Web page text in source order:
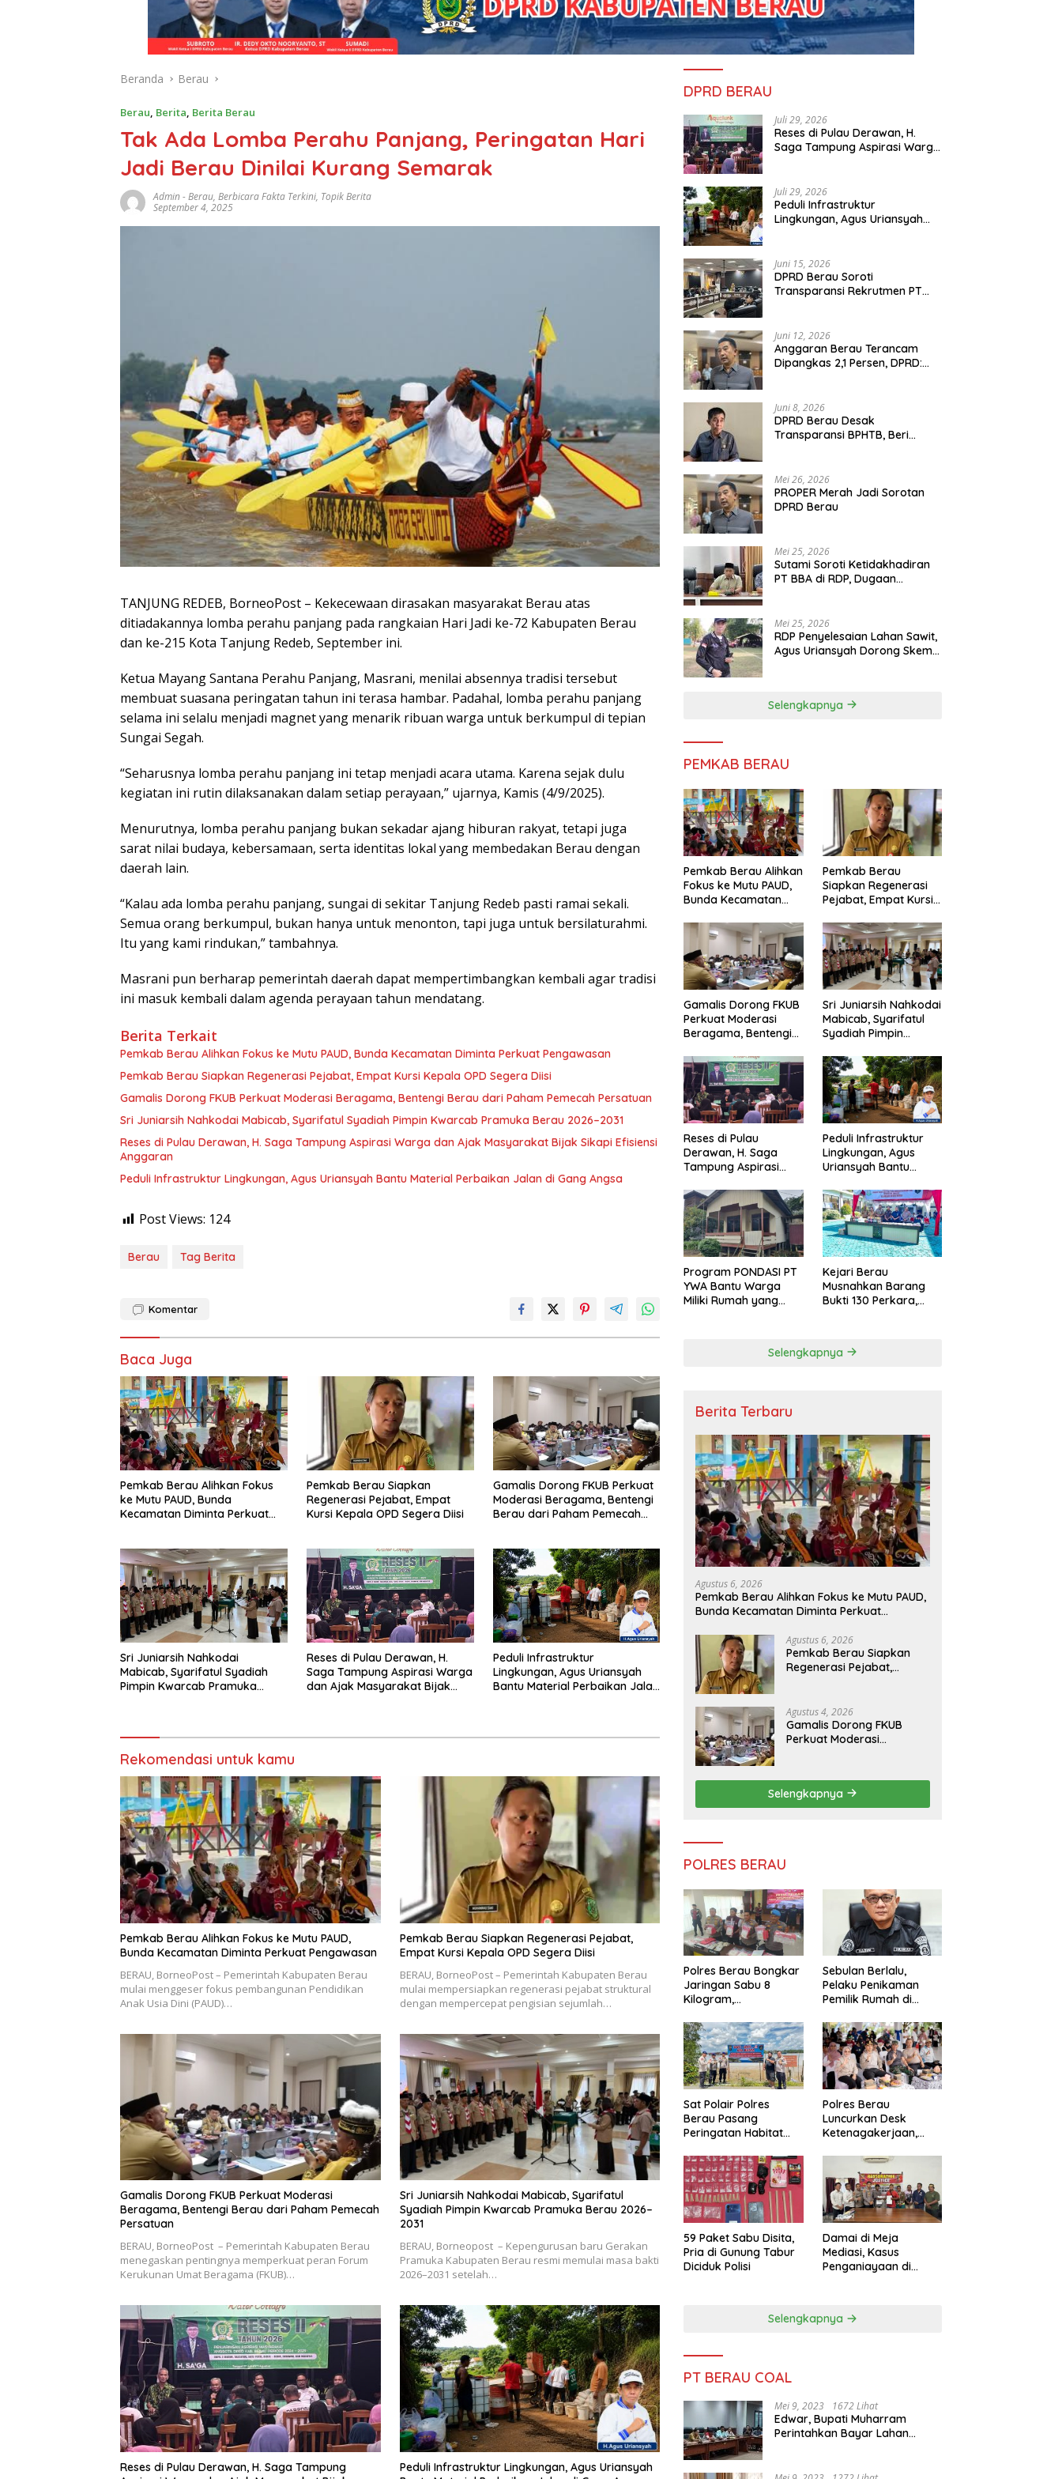
Beranda Berau
Berau, Berita, Berita Berau
Tak Ada Lomba Perahu Panjang, Peringatan Hari
Jadi Berau Dinilai Kurang Semarak
Admin-Berau, Berbicara Fakta Terkini, Topik Berita
September 4, 2025
TANJUNG REDEB, BorneoPost – Kekecewaan dirasakan masyarakat Berau atas
ditiadakannya lomba perahu panjang pada rangkaian Hari Jadi ke-72 Kabupaten Berau
dan ke-215 Kota Tanjung Redeb, September ini.
Ketua Mayang Santana Perahu Panjang, Masrani, menilai absennya tradisi tersebut
membuat suasana peringatan tahun ini terasa hambar. Padahal, lomba perahu panjang
selama ini selalu menjadi magnet yang menarik ribuan warga untuk berkumpul di tepian
Sungai Segah.
“Seharusnya lomba perahu panjang ini tetap menjadi acara utama. Karena sejak dulu
kegiatan ini rutin dilaksanakan dalam setiap perayaan,” ujarnya, Kamis (4/9/2025).
Menurutnya, lomba perahu panjang bukan sekadar ajang hiburan rakyat, tetapi juga
sarat nilai budaya, kebersamaan, serta identitas lokal yang membedakan Berau dengan
daerah lain.
“Kalau ada lomba perahu panjang, sungai di sekitar Tanjung Redeb pasti ramai sekali.
Semua orang berkumpul, bukan hanya untuk menonton, tapi juga untuk bersilaturahmi.
Itu yang kami rindukan,” tambahnya.
Masrani pun berharap pemerintah daerah dapat mempertimbangkan kembali agar tradisi
ini masuk kembali dalam agenda perayaan tahun mendatang.
Berita Terkait
Pemkab Berau Alihkan Fokus ke Mutu PAUD, Bunda Kecamatan Diminta Perkuat Pengawasan
Pemkab Berau Siapkan Regenerasi Pejabat, Empat Kursi Kepala OPD Segera Diisi
Gamalis Dorong FKUB Perkuat Moderasi Beragama, Bentengi Berau dari Paham Pemecah Persatuan
Sri Juniarsih Nahkodai Mabicab, Syarifatul Syadiah Pimpin Kwarcab Pramuka Berau 2026–2031
Reses di Pulau Derawan, H. Saga Tampung Aspirasi Warga dan Ajak Masyarakat Bijak Sikapi Efisiensi
Anggaran
Peduli Infrastruktur Lingkungan, Agus Uriansyah Bantu Material Perbaikan Jalan di Gang Angsa
Post Views: 124
Berau Tag Berita
Komentar
Baca Juga
Pemkab Berau Alihkan Fokus
ke Mutu PAUD, Bunda
Kecamatan Diminta Perkuat
Pemkab Berau Siapkan
Regenerasi Pejabat, Empat
Kursi Kepala OPD Segera Diisi
Gamalis Dorong FKUB Perkuat
Moderasi Beragama, Bentengi
Berau dari Paham Pemecah
Sri Juniarsih Nahkodai
Mabicab, Syarifatul Syadiah
Pimpin Kwarcab Pramuka
Reses di Pulau Derawan, H.
Saga Tampung Aspirasi Warga
dan Ajak Masyarakat Bijak
Peduli Infrastruktur
Lingkungan, Agus Uriansyah
Bantu Material Perbaikan Jalan
Rekomendasi untuk kamu
Pemkab Berau Alihkan Fokus ke Mutu PAUD,
Bunda Kecamatan Diminta Perkuat Pengawasan
BERAU, BorneoPost – Pemerintah Kabupaten Berau
mulai menggeser fokus pembangunan Pendidikan
Anak Usia Dini (PAUD)…
Pemkab Berau Siapkan Regenerasi Pejabat,
Empat Kursi Kepala OPD Segera Diisi
BERAU, BorneoPost – Pemerintah Kabupaten Berau
mulai mempersiapkan regenerasi pejabat struktural
dengan mempercepat pengisian sejumlah…
Gamalis Dorong FKUB Perkuat Moderasi
Beragama, Bentengi Berau dari Paham Pemecah
Persatuan
BERAU, BorneoPost – Pemerintah Kabupaten Berau
menegaskan pentingnya memperkuat peran Forum
Kerukunan Umat Beragama (FKUB)…
Sri Juniarsih Nahkodai Mabicab, Syarifatul
Syadiah Pimpin Kwarcab Pramuka Berau 2026–
2031
BERAU, Borneopost – Kepengurusan baru Gerakan
Pramuka Kabupaten Berau resmi memulai masa bakti
2026–2031 setelah…
Reses di Pulau Derawan, H. Saga Tampung
Peduli Infrastruktur Lingkungan, Agus Uriansyah
DPRD BERAU
Juli 29, 2026
Reses di Pulau Derawan, H.
Saga Tampung Aspirasi Warga
Juli 29, 2026
Peduli Infrastruktur
Lingkungan, Agus Uriansyah
Juni 15, 2026
DPRD Berau Soroti
Transparansi Rekrutmen PT
Juni 12, 2026
Anggaran Berau Terancam
Dipangkas 2,1 Persen, DPRD:
Juni 8, 2026
DPRD Berau Desak
Transparansi BPHTB, Beri
Mei 26, 2026
PROPER Merah Jadi Sorotan
DPRD Berau
Mei 25, 2026
Sutami Soroti Ketidakhadiran
PT BBA di RDP, Dugaan
Mei 25, 2026
RDP Penyelesaian Lahan Sawit,
Agus Uriansyah Dorong Skema
Selengkapnya
PEMKAB BERAU
Pemkab Berau Alihkan
Fokus ke Mutu PAUD,
Bunda Kecamatan
Pengawasan
Pemkab Berau
Siapkan Regenerasi
Pejabat, Empat Kursi
Diisi
Gamalis Dorong FKUB
Perkuat Moderasi
Beragama, Bentengi
Pemecah Persatuan
Sri Juniarsih Nahkodai
Mabicab, Syarifatul
Syadiah Pimpin
Berau 2026–2031
Reses di Pulau
Derawan, H. Saga
Tampung Aspirasi
Masyarakat Bijak
Sikapi Efisiensi
Anggaran
Peduli Infrastruktur
Lingkungan, Agus
Uriansyah Bantu
Jalan di Gang Angsa
Program PONDASI PT
YWA Bantu Warga
Miliki Rumah yang
Kejari Berau
Musnahkan Barang
Bukti 130 Perkara,
Selengkapnya
Berita Terbaru
Agustus 6, 2026
Pemkab Berau Alihkan Fokus ke Mutu PAUD,
Bunda Kecamatan Diminta Perkuat
Agustus 6, 2026
Pemkab Berau Siapkan
Regenerasi Pejabat,
Agustus 4, 2026
Gamalis Dorong FKUB
Perkuat Moderasi
Persatuan
Selengkapnya
POLRES BERAU
Polres Berau Bongkar
Jaringan Sabu 8
Kilogram,
dari Dalam Lapas
Tarakan
Sebulan Berlalu,
Pelaku Penikaman
Pemilik Rumah di
Diburu Polisi
Sat Polair Polres
Berau Pasang
Peringatan Habitat
Polres Berau
Luncurkan Desk
Ketenagakerjaan,
Didorong Tuntas
Lewat Mediasi
59 Paket Sabu Disita,
Pria di Gunung Tabur
Diciduk Polisi
Damai di Meja
Mediasi, Kasus
Penganiayaan di
Selengkapnya
PT BERAU COAL
Mei 9, 2023 1672 Lihat
Edwar, Bupati Muharram
Perintahkan Bayar Lahan